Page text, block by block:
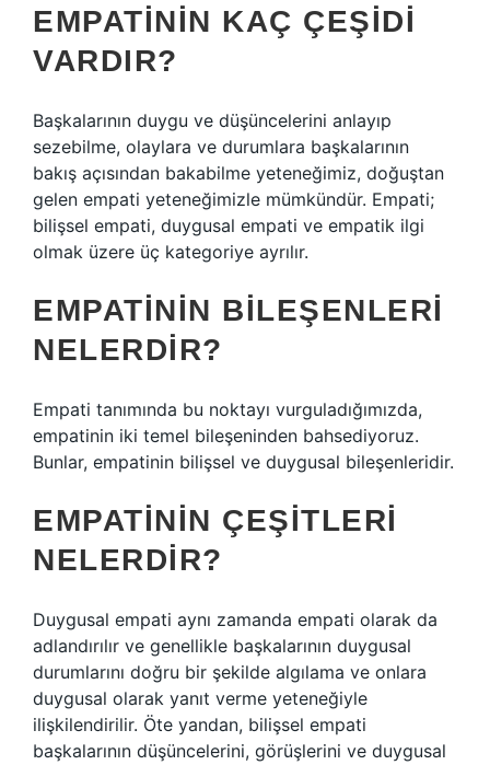
EMPATININ KAÇ ÇEŞIDI
VARDIR?
Başkalarının duygu ve düşüncelerini anlayıp
sezebilme, olaylara ve durumlara başkalarının
bakış açısından bakabilme yeteneğimiz, doğuştan
gelen empati yeteneğimizle mümkündür. Empati;
bilişsel empati, duygusal empati ve empatik ilgi
olmak üzere üç kategoriye ayrılır.
EMPATININ BILEŞENLERI
NELERDIR?
Empati tanımında bu noktayı vurguladığımızda,
empatinin iki temel bileşeninden bahsediyoruz.
Bunlar, empatinin bilişsel ve duygusal bileşenleridir.
EMPATININ ÇEŞITLERI
NELERDIR?
Duygusal empati aynı zamanda empati olarak da
adlandırılır ve genellikle başkalarının duygusal
durumlarını doğru bir şekilde algılama ve onlara
duygusal olarak yanıt verme yeteneğiyle
ilişkilendirilir. Öte yandan, bilişsel empati
başkalarının düşüncelerini, görüşlerini ve duygusal